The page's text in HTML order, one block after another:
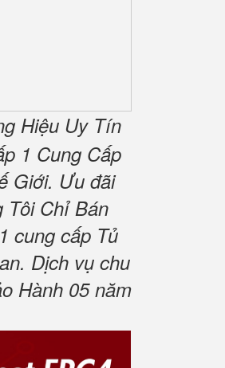
Hiệu Uy Tín
1 Cung Cấp
Giới. Ưu đãi
Chỉ Bán
cung cấp Tủ
Dịch vụ chu
Hành 05 năm